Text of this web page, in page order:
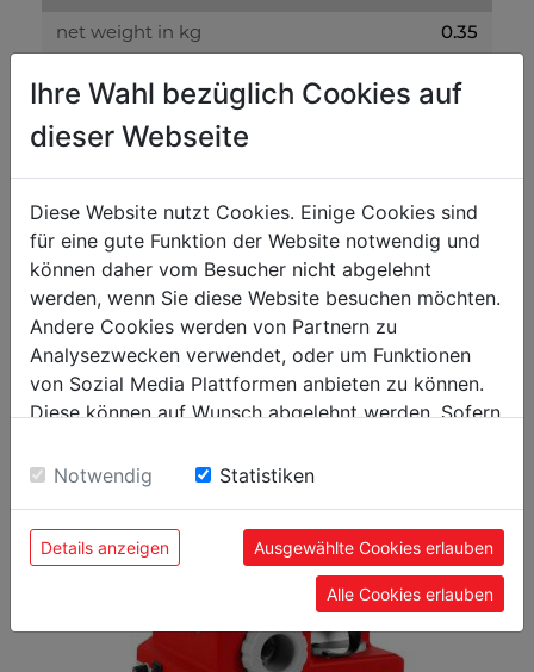
net weight in kg 0.35
packaging
packaging width in mm 40
packaging length in mm
POPULAR PRODUCTS
Ihre Wahl bezüglich Cookies auf
dieser Webseite
Diese Website nutzt Cookies. Einige Cookies sind
für eine gute Funktion der Website notwendig und
können daher vom Besucher nicht abgelehnt
werden, wenn Sie diese Website besuchen möchten.
Andere Cookies werden von Partnern zu
Analysezwecken verwendet, oder um Funktionen
von Sozial Media Plattformen anbieten zu können.
Diese können auf Wunsch abgelehnt werden. Sofern
Einwilligung zu unseren Cookies.
Notwendig Statistiken
Details anzeigen Ausgewählte Cookies erlauben
Alle Cookies erlauben